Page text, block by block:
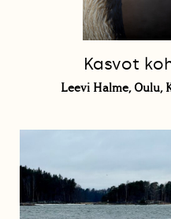
Kasvot
Leevi Halme, Oulu,